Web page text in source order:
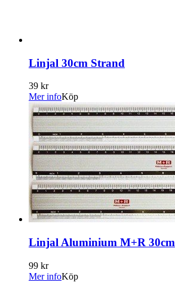
Linjal 30cm Strand
39 kr
Mer infoKöp
Linjal Aluminium M+R 30cm
99 kr
Mer infoKöp